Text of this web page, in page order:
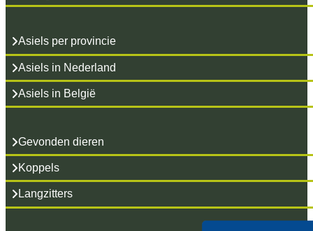
Asiels per provincie
Asiels in Nederland
Asiels in België
Gevonden dieren
Koppels
Langzitters